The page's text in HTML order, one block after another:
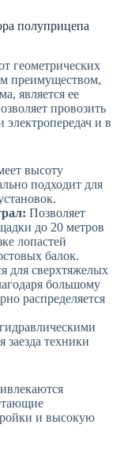
полуприцепа
геометрических
преимуществом,
является ее
провозить
и в
высоту
подходит для
Позволяет
до 20 метров
лопастей
балок.
для сверхтяжелых
большому
распределяется
техники
и высокую